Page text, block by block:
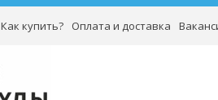
Как купить? Оплата и доставка